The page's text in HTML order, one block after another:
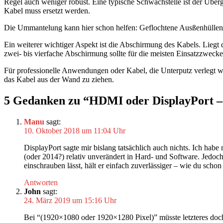
Regel auch weniger robust. Eine typische Schwachstelle ist der
Kabel muss ersetzt werden.
Die Ummantelung kann hier schon helfen: Geflochtene
Ein weiterer wichtiger Aspekt ist die Abschirmung des Kabels. Liegt
zwei- bis vierfache Abschirmung sollte für die meisten
Für professionelle Anwendungen oder Kabel, die Unterputz verlegt
das Kabel aus der Wand zu ziehen.
5 Gedanken zu “HDMI oder DisplayPort
Manu sagt:
10. Oktober 2018 um 11:04 Uhr
DisplayPort sagte mir bislang tatsächlich auch nichts. Ich
(oder 2014?) relativ unverändert in Hard- und Software.
einschrauben lässt, hält er einfach zuverlässiger – wie du
Antworten
John sagt:
24. März 2019 um 15:16 Uhr
Bei “(1920×1080 oder 1920×1280 Pixel)” müsste letzteres